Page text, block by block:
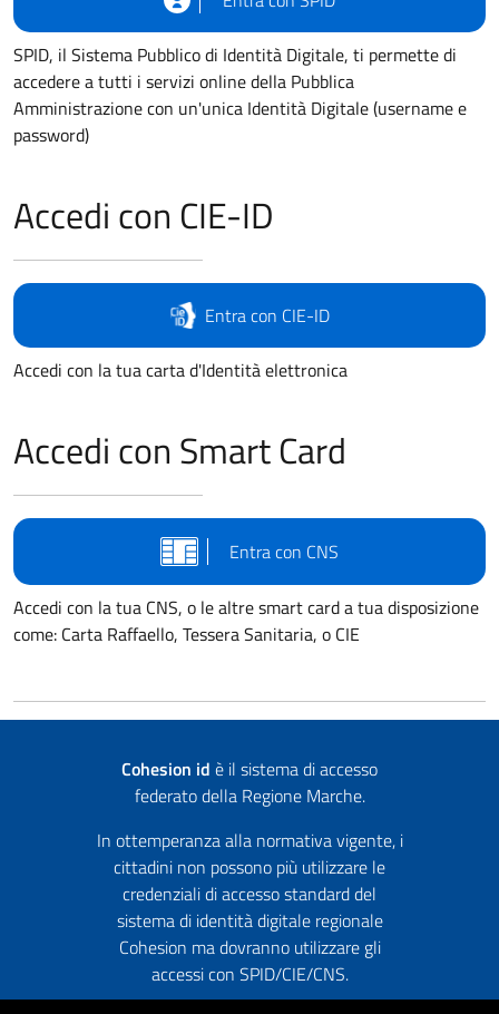
SPID, il Sistema Pubblico di Identità Digitale, ti permette di
accedere a tutti i servizi online della Pubblica
Amministrazione con un'unica Identità Digitale (username e
password)
Accedi con CIE-ID
Entra con CIE-ID
Accedi con la tua carta d'Identità elettronica
Accedi con Smart Card
Entra con CNS
Accedi con la tua CNS, o le altre smart card a tua disposizione
come: Carta Raffaello, Tessera Sanitaria, o CIE
Cohesion id è il sistema di accesso
federato della Regione Marche.
In ottemperanza alla normativa vigente, i
cittadini non possono più utilizzare le
credenziali di accesso standard del
sistema di identità digitale regionale
Cohesion ma dovranno utilizzare gli
accessi con SPID/CIE/CNS.